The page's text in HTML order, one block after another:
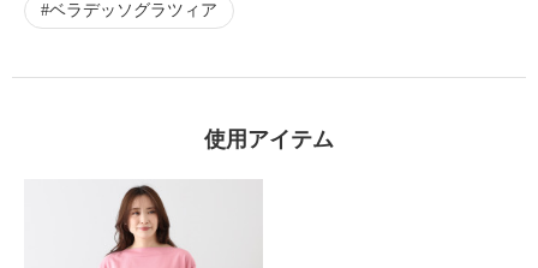
ベラデッソグラツィア
使用アイテム